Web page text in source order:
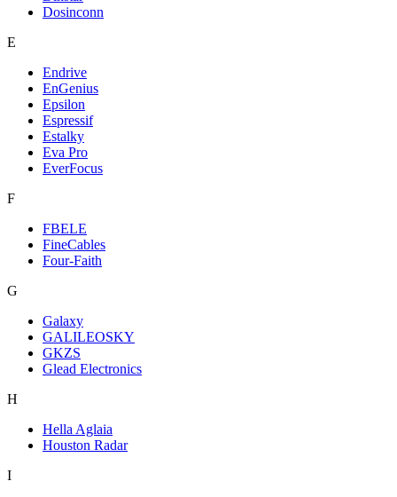
Dosinconn
E
Endrive
EnGenius
Epsilon
Espressif
Estalky
Eva Pro
EverFocus
F
FBELE
FineCables
Four-Faith
G
Galaxy
GALILEOSKY
GKZS
Glead Electronics
H
Hella Aglaia
Houston Radar
I